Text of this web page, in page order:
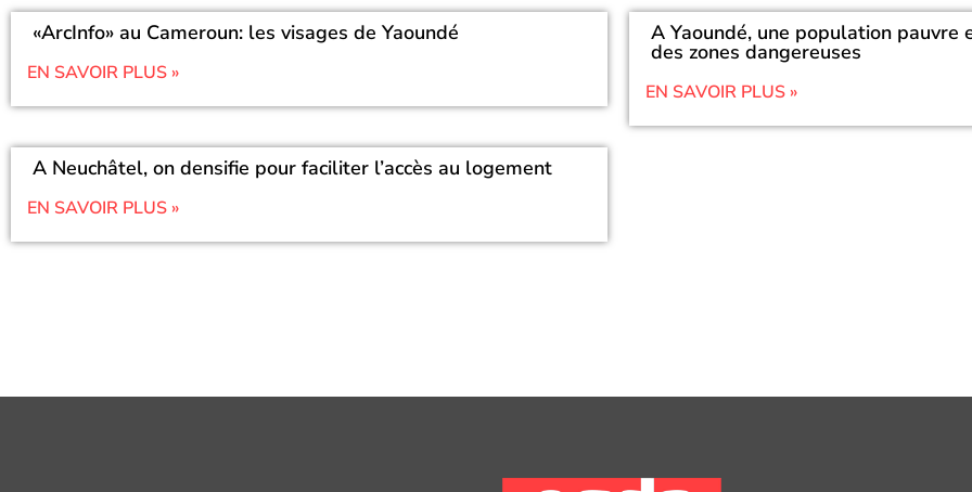
«ArcInfo» au Cameroun: les visages de Yaoundé
EN SAVOIR PLUS »
A Yaoundé, une population pauvre
des zones dangereuses
EN SAVOIR PLUS »
A Neuchâtel, on densifie pour faciliter l’accès au logement
EN SAVOIR PLUS »